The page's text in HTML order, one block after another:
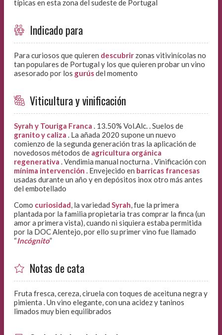
típicas en esta zona del sudeste de Portugal
Indicado para
Para curiosos que quieren descubrir zonas vitivinícolas no
tan populares de Portugal y los que quieren probar un vino
asesorado por los gurúsdel momento
Viticultura y vinificación
Syrah y Touriga Franca . 13.50% Vol.Alc. . Suelos de
granito y caliza . La añada 2020 supone un nuevo
comienzo de la segunda generación tras la aplicación de
novedosos métodos de agricultura orgánica
regenerativa . Vendimia manual nocturna . Vinificación con
mínima intervención . Envejecido en barricas francesas
usadas durante un año y en depósitos inox otro más antes
del embotellado
Como curiosidad, la variedad Syrah, fue la primera
plantada por la familia propietaria tras comprar la finca (un
amor a primera vista), cuando ni siquiera estaba permitida
por la DOC Alentejo, por ello su primer vino fue llamado
“Incógnito”
Notas de cata
Fruta fresca, cereza, ciruela con toques de aceituna negra y
pimienta . Un vino elegante, con una acidez y taninos
limados muy bien equilibrados